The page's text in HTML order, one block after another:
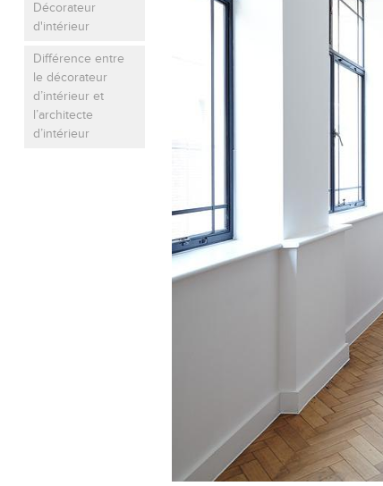
Décorateur
d'intérieur
Différence entre
le décorateur
d’intérieur et
l’architecte
d’intérieur